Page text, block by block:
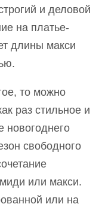
и деловой
на платье-
длины макси
то можно
раз стильное и
новогоднего
свободного
или макси.
или на